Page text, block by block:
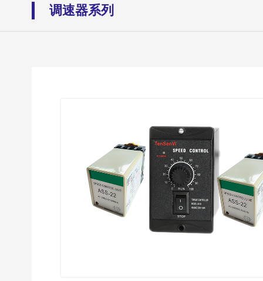
调速器系列